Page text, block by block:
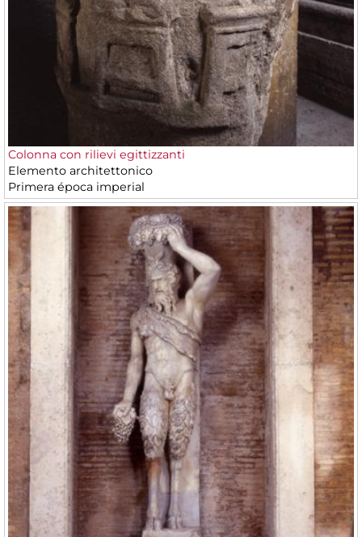
Colonna con rilievi egittizzanti
Elemento architettonico
Primera época imperial